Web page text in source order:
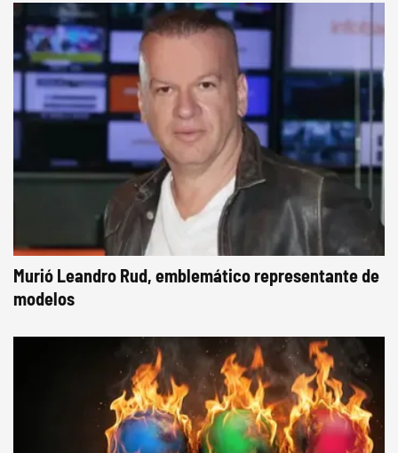
Murió Leandro Rud, emblemático representante de
modelos